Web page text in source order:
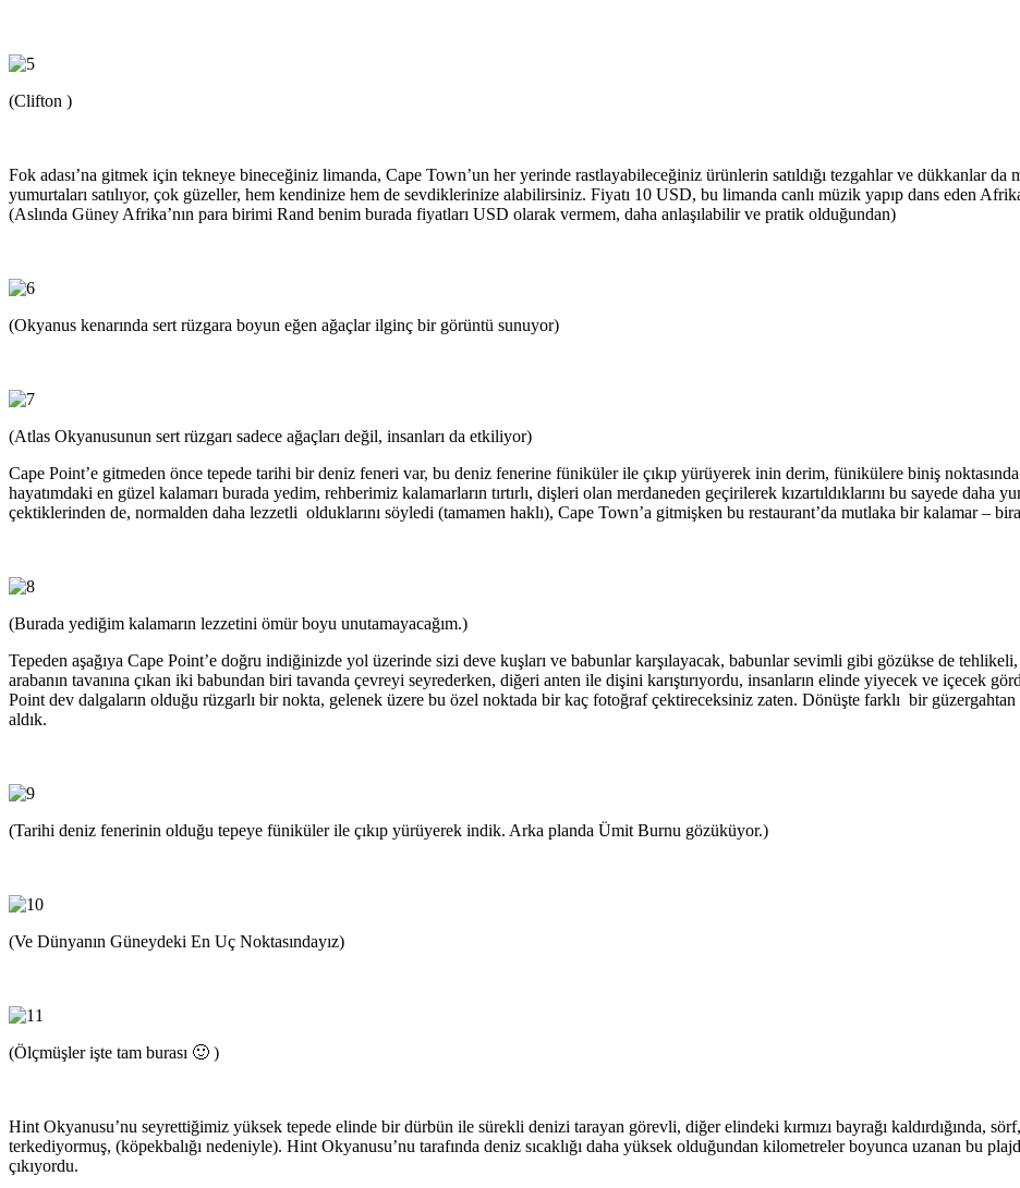
(Clifton )
Fok adası’na gitmek için tekneye bineceğiniz limanda, Cape Town’un her yerinde rastlayabileceğiniz ürünlerin satıldığı tezgahlar ve dükkanlar
yumurtaları satılıyor, çok güzeller, hem kendinize hem de sevdiklerinize alabilirsiniz. Fiyatı 10 USD, bu limanda canlı müzik yapıp dans eden
(Aslında Güney Afrika’nın para birimi Rand benim burada fiyatları USD olarak vermem, daha anlaşılabilir ve pratik olduğundan)
(Okyanus kenarında sert rüzgara boyun eğen ağaçlar ilginç bir görüntü sunuyor)
(Atlas Okyanusunun sert rüzgarı sadece ağaçları değil, insanları da etkiliyor)
Cape Point’e gitmeden önce tepede tarihi bir deniz feneri var, bu deniz fenerine füniküler ile çıkıp yürüyerek inin derim, fünikülere biniş
hayatımdaki en güzel kalamarı burada yedim, rehberimiz kalamarların tırtırlı, dişleri olan merdaneden geçirilerek kızartıldıklarını bu sayede daha
çektiklerinden de, normalden daha lezzetli olduklarını söyledi (tamamen haklı), Cape Town’a gitmişken bu restaurant’da mutlaka bir kalamar –
(Burada yediğim kalamarın lezzetini ömür boyu unutamayacağım.)
Tepeden aşağıya Cape Point’e doğru indiğinizde yol üzerinde sizi deve kuşları ve babunlar karşılayacak, babunlar sevimli gibi gözükse de
arabanın tavanına çıkan iki babundan biri tavanda çevreyi seyrederken, diğeri anten ile dişini karıştırıyordu, insanların elinde yiyecek ve içecek
Point dev dalgaların olduğu rüzgarlı bir nokta, gelenek üzere bu özel noktada bir kaç fotoğraf çektireceksiniz zaten. Dönüşte farklı bir
aldık.
(Tarihi deniz fenerinin olduğu tepeye füniküler ile çıkıp yürüyerek indik. Arka planda Ümit Burnu gözüküyor.)
(Ve Dünyanın Güneydeki En Uç Noktasındayız)
(Ölçmüşler işte tam burası 🙂 )
Hint Okyanusu’nu seyrettiğimiz yüksek tepede elinde bir dürbün ile sürekli denizi tarayan görevli, diğer elindeki kırmızı bayrağı kaldırdığında,
terkediyormuş, (köpekbalığı nedeniyle). Hint Okyanusu’nu tarafında deniz sıcaklığı daha yüksek olduğundan kilometreler boyunca uzanan bu
çıkıyordu.